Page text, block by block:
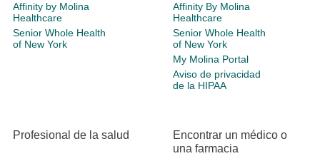
Affinity by Molina
Healthcare
Senior Whole Health
of New York
Affinity By Molina
Healthcare
Senior Whole Health
of New York
My Molina Portal
Aviso de privacidad
de la HIPAA
Profesional de la salud
Encontrar un médico o
una farmacia